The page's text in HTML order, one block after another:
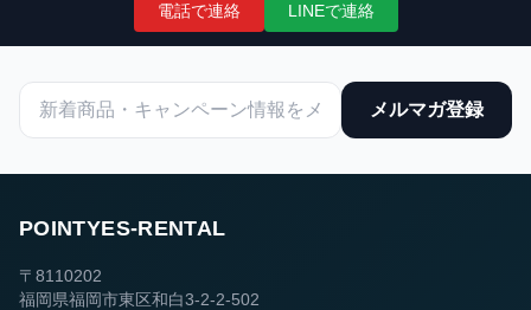
電話で連絡 LINEで連絡
メルマガ登録
POINTYES-RENTAL
〒8110202
福岡県福岡市東区和白3-2-2-502